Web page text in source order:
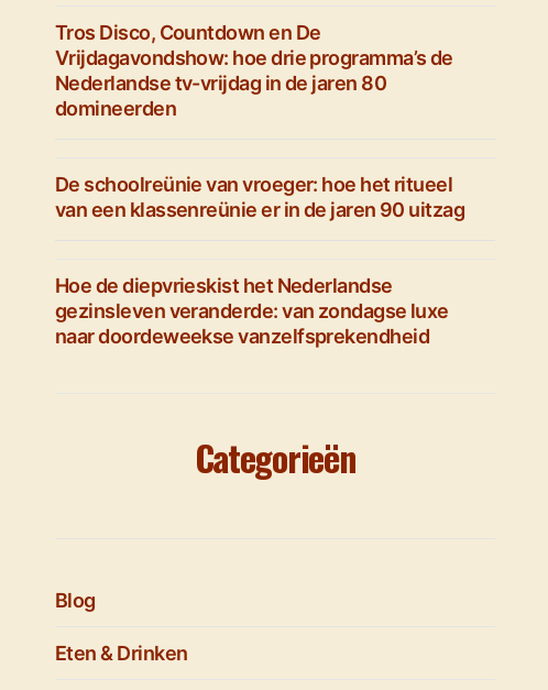
Tros Disco, Countdown en De
Vrijdagavondshow: hoe drie programma’s de
Nederlandse tv-vrijdag in de jaren 80
domineerden
De schoolreünie van vroeger: hoe het ritueel
van een klassenreünie er in de jaren 90 uitzag
Hoe de diepvrieskist het Nederlandse
gezinsleven veranderde: van zondagse luxe
naar doordeweekse vanzelfsprekendheid
Categorieën
Blog
Eten & Drinken